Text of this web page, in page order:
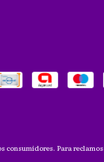
consumidores. Para reclamos